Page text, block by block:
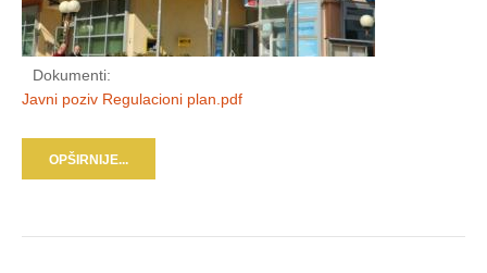
Dokumenti:
Javni poziv Regulacioni plan.pdf
OPŠIRNIJE...